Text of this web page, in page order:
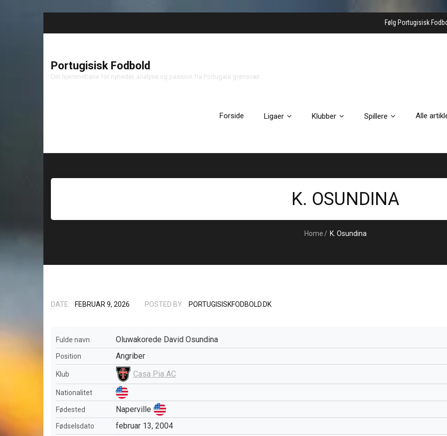
Følg Portugisisk
Portugisisk Fodbold
Din hjemmebane for nyheder, analyse og passion fra Portugals grønsvær
Forside Ligaer Klubber Spillere Alle
K. OSUNDINA
Home / K. Osundina
DATE: FEBRUAR 9, 2026 POSTED BY: PORTUGISISKFODBOLD.DK
Fulde navn Oluwakorede David Osundina
Position Angriber
Klub Casa Pia AC
Nationalitet
Fødested Naperville
Fødselsdato februar 13, 2004